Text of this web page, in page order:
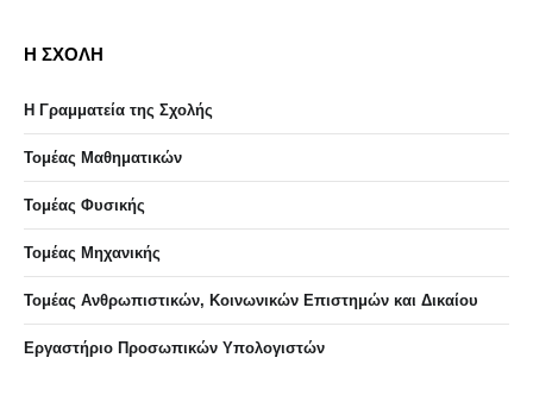
Η ΣΧΟΛΗ
Η Γραμματεία της Σχολής
Τομέας Μαθηματικών
Τομέας Φυσικής
Τομέας Μηχανικής
Τομέας Ανθρωπιστικών, Κοινωνικών Επιστημών και Δικαίου
Eργαστήριo Προσωπικών Υπολογιστών